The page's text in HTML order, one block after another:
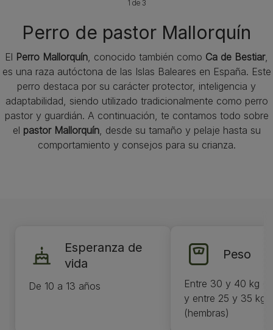
Perro de pastor Mallorquín
El Perro Mallorquín, conocido también como Ca de Bestiar,
es una raza autóctona de las Islas Baleares en España. Este
perro destaca por su carácter protector, inteligencia y
adaptabilidad, siendo utilizado tradicionalmente como perro
pastor y guardián. A continuación, te contamos todo sobre
el pastor Mallorquín, desde su tamaño y pelaje hasta su
comportamiento y consejos para su crianza.
1 de 3
Esperanza de
vida
De 10 a 13 años
Peso
Entre 30 y 40 kg
y entre 25 y 35 kg
(hembras)